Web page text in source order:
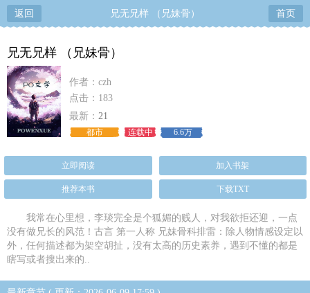
返回 兄无兄样 （兄妹骨） 首页
兄无兄样 （兄妹骨）
作者：czh
点击：183
最新： 21
都市 连载中 6.6万
立即阅读 加入书架
推荐本书 下载TXT
我常在心里想，李琰完全是个狐媚的贱人，对我欲拒还迎，一点
没有做兄长的风范！古言 第一人称 兄妹骨科排雷：除人物情感设定以
外，任何描述都为架空胡扯，没有太高的历史素养，遇到不懂的都是
瞎写或者搜出来的..